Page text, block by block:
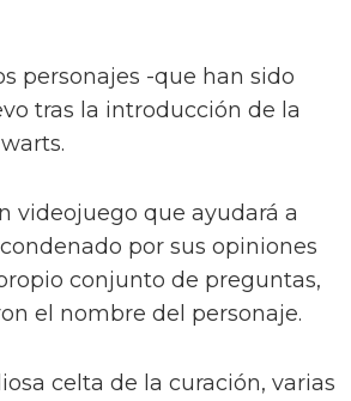
personajes -que han sido
tras la introducción de la
videojuego que ayudará a
por sus opiniones
conjunto de preguntas,
el nombre del personaje.
celta de la curación, varias